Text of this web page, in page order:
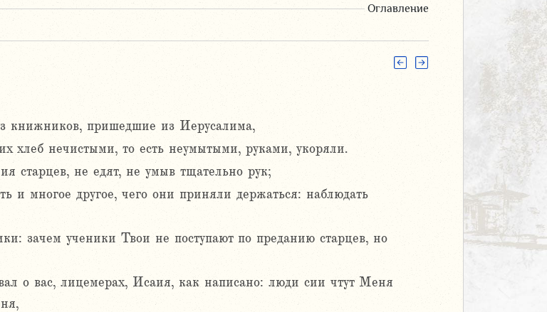
Оглавление
книжников, пришедшие из Иерусалима,
хлеб нечистыми, то есть неумытыми, руками, укоряли.
старцев, не едят, не умыв тщательно рук;
и многое другое, чего они приняли держаться: наблюдать
зачем ученики Твои не поступают по преданию старцев, но
о вас, лицемерах, Исаия, как написано: люди сии чтут Меня